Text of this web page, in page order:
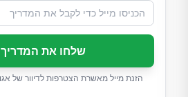
שלחו את המדריך
הזנת מייל מאשרת הצטרפות לדיוור של